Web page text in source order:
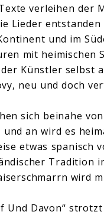
verleihen der
Lieder
und im
mit heimischen
Künstler selbst
neu und doch
sich beinahe
und an wird es
etwas spanisch
Tradition
wird
Und Davon“